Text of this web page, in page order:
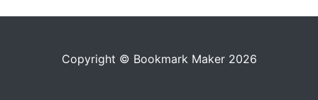
Copyright © Bookmark Maker 2026